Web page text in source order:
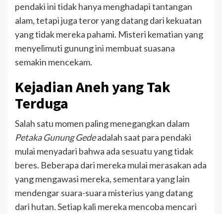
pendaki ini tidak hanya menghadapi tantangan
alam, tetapi juga teror yang datang dari kekuatan
yang tidak mereka pahami. Misteri kematian yang
menyelimuti gunung ini membuat suasana
semakin mencekam.
Kejadian Aneh yang Tak
Terduga
Salah satu momen paling menegangkan dalam
Petaka Gunung Gedeadalah saat para pendaki
mulai menyadari bahwa ada sesuatu yang tidak
beres. Beberapa dari mereka mulai merasakan ada
yang mengawasi mereka, sementara yang lain
mendengar suara-suara misterius yang datang
dari hutan. Setiap kali mereka mencoba mencari